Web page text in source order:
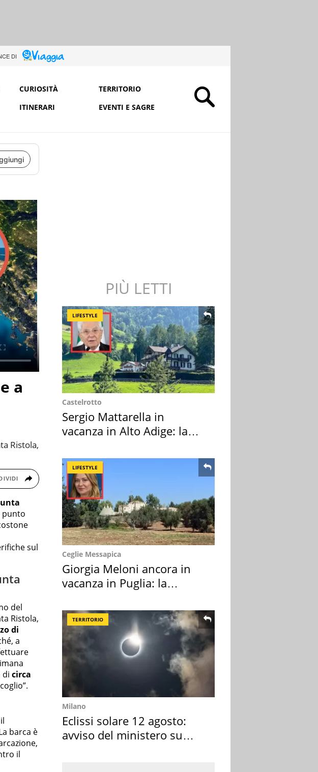
DI
CURIOSITÀ
TERRITORIO
ITINERARI EVENTI E SAGRE
a
Ristola,
punto
sul
del
Ristola,
di
a
di circa
il
barca è
il
PIÙ LETTI
LIFESTYLE
Castelrotto
Sergio Mattarella in
vacanza in Alto Adige: la
LIFESTYLE
Ceglie Messapica
Giorgia Meloni ancora in
vacanza in Puglia: la
TERRITORIO
Milano
Eclissi solare 12 agosto:
avviso del ministero su